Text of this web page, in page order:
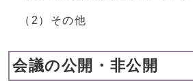
（2）その他
会議の公開・非公開